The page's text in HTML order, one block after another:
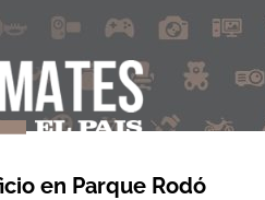
en Parque Rodó